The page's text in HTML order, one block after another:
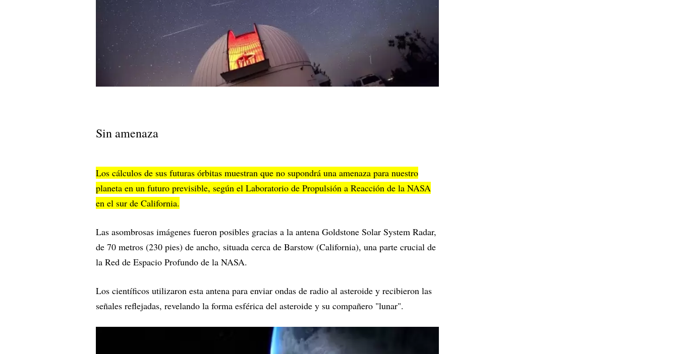
Sin amenaza
Los cálculos de sus futuras órbitas muestran que no supondrá una amenaza para nuestro
planeta en un futuro previsible, según el Laboratorio de Propulsión a Reacción de la NASA
en el sur de California.
Las asombrosas imágenes fueron posibles gracias a la antena Goldstone Solar System Radar,
de 70 metros (230 pies) de ancho, situada cerca de Barstow (California), una parte crucial de
la Red de Espacio Profundo de la NASA.
Los científicos utilizaron esta antena para enviar ondas de radio al asteroide y recibieron las
señales reflejadas, revelando la forma esférica del asteroide y su compañero "lunar".